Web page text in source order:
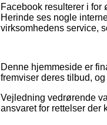
Facebook resulterer i
Herinde ses nogle
virksomhedens service,
Denne hjemmeside er
fremviser deres tilbud,
Vejledning vedrørende
ansvaret for rettelser der